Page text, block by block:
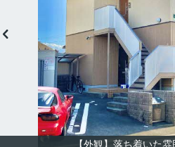
【外観】落ち着いた